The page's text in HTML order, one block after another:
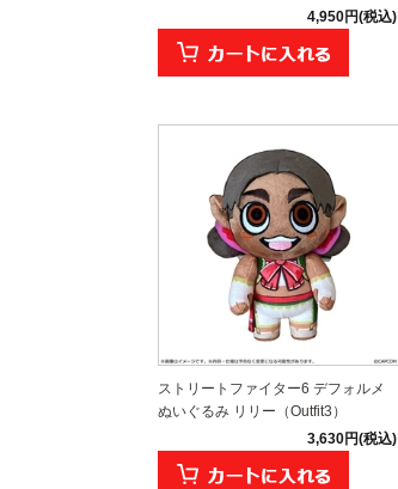
4,950円(税込)
ストリートファイター6 デフォルメ
ぬいぐるみ リリー（Outfit3）
3,630円(税込)